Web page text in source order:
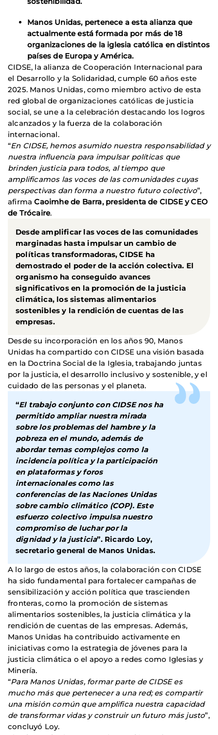
Manos Unidas, pertenece a esta alianza que
actualmente está formada por más de 18
organizaciones de la iglesia católica en distintos
países de Europa y América.
CIDSE, la alianza de Cooperación Internacional para
el Desarrollo y la Solidaridad, cumple 60 años este
2025. Manos Unidas, como miembro activo de esta
red global de organizaciones católicas de justicia
social, se une a la celebración destacando los logros
alcanzados y la fuerza de la colaboración
internacional.
“En CIDSE, hemos asumido nuestra responsabilidad y
nuestra influencia para impulsar políticas que
brinden justicia para todos, al tiempo que
amplificamos las voces de las comunidades cuyas
perspectivas dan forma a nuestro futuro colectivo”,
afirmaCaoimhe de Barra, presidenta de CIDSE y CEO
de Trócaire.
Desde amplificar las voces de las comunidades
marginadas hasta impulsar un cambio de
políticas transformadoras, CIDSE ha
demostrado el poder de la acción colectiva. El
organismo ha conseguido avances
significativos en la promoción de la justicia
climática, los sistemas alimentarios
sostenibles y la rendición de cuentas de las
empresas.
Desde su incorporación en los años 90, Manos
Unidas ha compartido con CIDSE una visión basada
en la Doctrina Social de la Iglesia, trabajando juntas
por la justicia, el desarrollo inclusivo y sostenible, y el
cuidado de las personas y el planeta.
“El trabajo conjunto con CIDSE nos ha
permitido ampliar nuestra mirada
sobre los problemas del hambre y la
pobreza en el mundo, además de
abordar temas complejos como la
incidencia política y la participación
en plataformas y foros
internacionales como las
conferencias de las Naciones Unidas
sobre cambio climático (COP). Este
esfuerzo colectivo impulsa nuestro
compromiso de luchar por la
dignidad y la justicia”. Ricardo Loy,
secretario general de Manos Unidas.
A lo largo de estos años, la colaboración con CIDSE
ha sido fundamental para fortalecer campañas de
sensibilización y acción política que trascienden
fronteras, como la promoción de sistemas
alimentarios sostenibles, la justicia climática y la
rendición de cuentas de las empresas. Además,
Manos Unidas ha contribuido activamente en
iniciativas como la estrategia de jóvenes para la
justicia climática o el apoyo a redes como Iglesias y
Minería.
“Para Manos Unidas, formar parte de CIDSE es
mucho más que pertenecer a una red; es compartir
una misión común que amplifica nuestra capacidad
de transformar vidas y construir un futuro más justo”,
concluyó Loy.